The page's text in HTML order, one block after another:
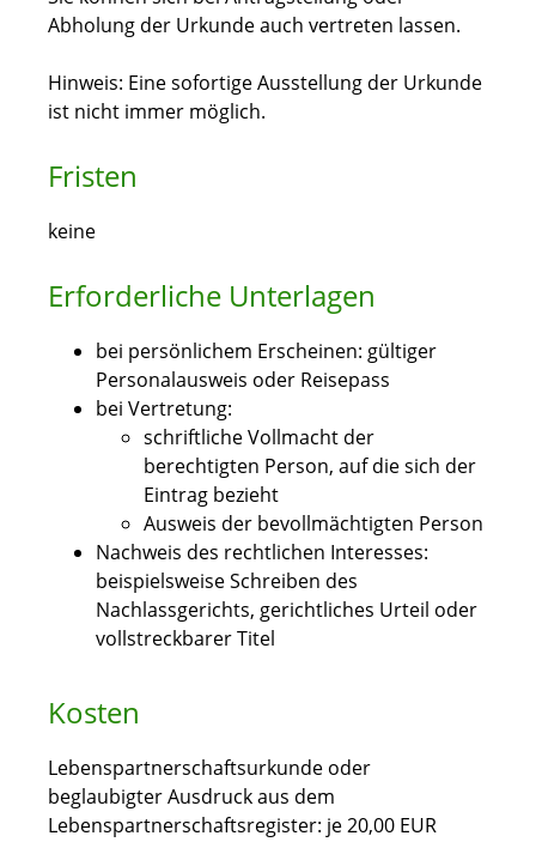
Abholung der Urkunde auch vertreten lassen.
Hinweis: Eine sofortige Ausstellung der Urkunde
ist nicht immer möglich.
Fristen
keine
Erforderliche Unterlagen
bei persönlichem Erscheinen: gültiger
Personalausweis oder Reisepass
bei Vertretung:
schriftliche Vollmacht der
berechtigten Person, auf die sich der
Eintrag bezieht
Ausweis der bevollmächtigten Person
Nachweis des rechtlichen Interesses:
beispielsweise Schreiben des
Nachlassgerichts, gerichtliches Urteil oder
vollstreckbarer Titel
Kosten
Lebenspartnerschaftsurkunde oder
beglaubigter Ausdruck aus dem
Lebenspartnerschaftsregister: je 20,00 EUR